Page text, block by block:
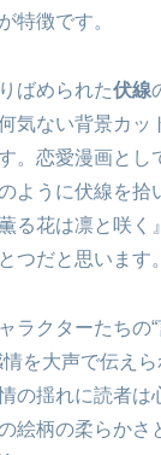
特徴です。
ばめられた伏線
気ない背景カッ
。恋愛漫画とし
ように伏線を拾
る花は凛と咲く
つだと思います。
ラクターたちの
を大声で伝えら
の揺れに読者は
絵柄の柔らかさ